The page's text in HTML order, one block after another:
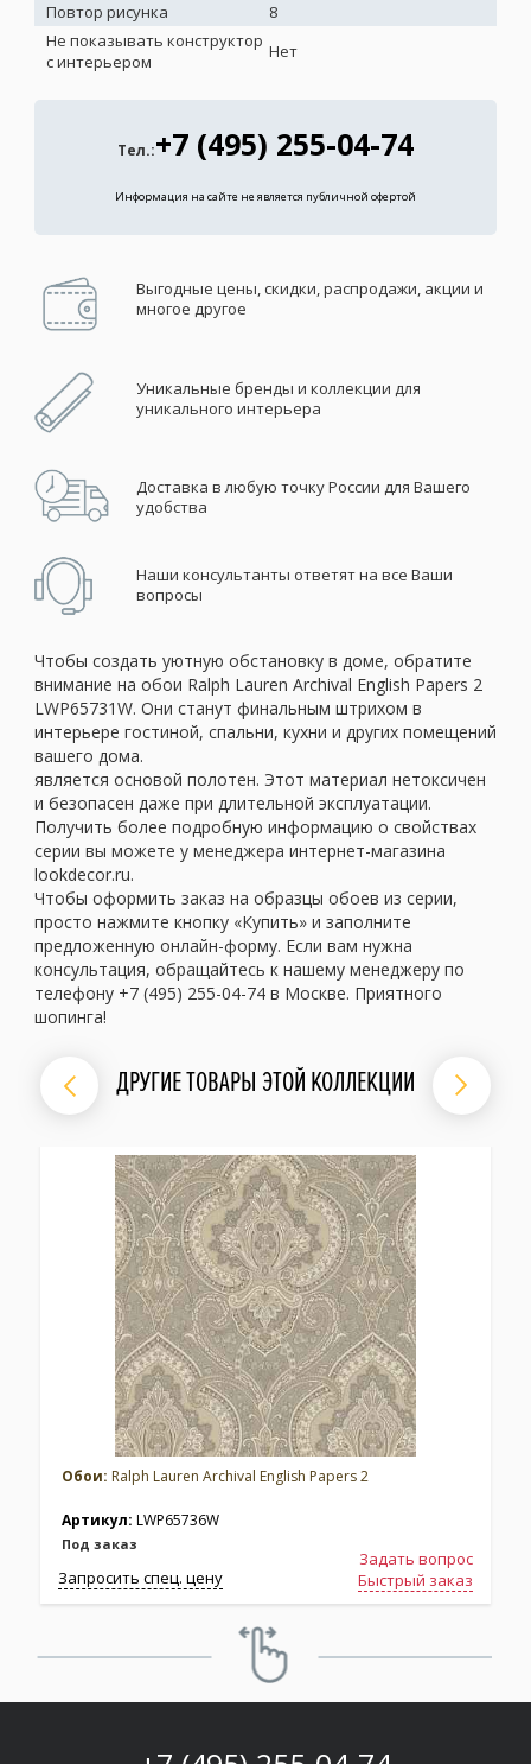
Повтор рисунка
8
Не показывать конструктор
с интерьером
Нет
Тел.:+7 (495) 255-04-74
Информация на сайте не является публичной офертой
Выгодные цены, скидки, распродажи, акции и
многое другое
Уникальные бренды и коллекции для
уникального интерьера
Доставка в любую точку России для Вашего
удобства
Наши консультанты ответят на все Ваши
вопросы
Чтобы создать уютную обстановку в доме, обратите
внимание на обои Ralph Lauren Archival English Papers 2
LWP65731W. Они станут финальным штрихом в
интерьере гостиной, спальни, кухни и других помещений
вашего дома.
является основой полотен. Этот материал нетоксичен
и безопасен даже при длительной эксплуатации.
Получить более подробную информацию о свойствах
серии вы можете у менеджера интернет-магазина
lookdecor.ru.
Чтобы оформить заказ на образцы обоев из серии,
просто нажмите кнопку «Купить» и заполните
предложенную онлайн-форму. Если вам нужна
консультация, обращайтесь к нашему менеджеру по
телефону +7 (495) 255-04-74 в Москве. Приятного
шопинга!
ДРУГИЕ ТОВАРЫ ЭТОЙ КОЛЛЕКЦИИ
Обои: Ralph Lauren Archival English Papers 2
Артикул: LWP65736W
Под заказ
Задать вопрос
Быстрый заказ
Запросить спец. цену